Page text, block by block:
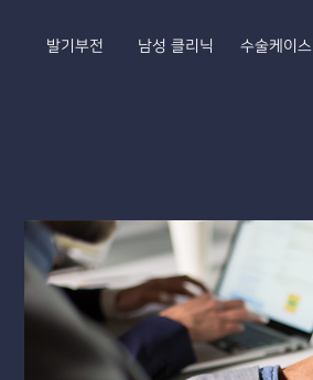
발기부전 남성 클리닉 수술케이스